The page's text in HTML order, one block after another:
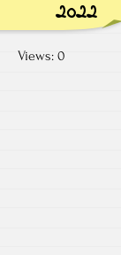
2022
Views: 0